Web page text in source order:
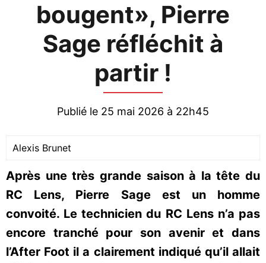
bougent», Pierre
Sage réfléchit à
partir !
Publié le 25 mai 2026 à 22h45
Alexis Brunet
Après une très grande saison à la tête du
RC Lens, Pierre Sage est un homme
convoité. Le technicien du RC Lens n’a pas
encore tranché pour son avenir et dans
l’After Foot il a clairement indiqué qu’il allait